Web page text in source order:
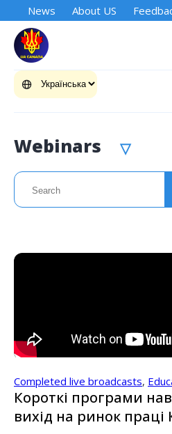
News About US
Webinars ▽
Completed live broadcasts,
Короткі програми
вихід на ринок праці